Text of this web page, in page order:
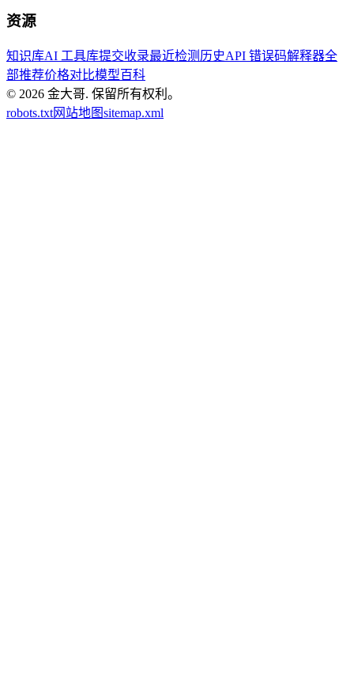
资源
知识库AI 工具库提交收录最近检测历史API 错误码解释器全
部推荐价格对比模型百科
© 2026 金大哥. 保留所有权利。
robots.txt网站地图sitemap.xml